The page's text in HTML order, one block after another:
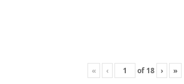
« ‹ of 18 › »